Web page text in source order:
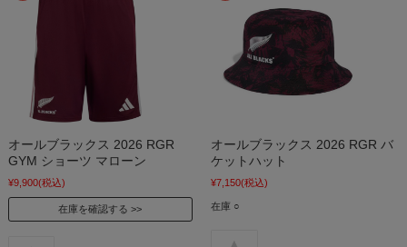
オールブラックス 2026 RGR
GYM ショーツ マローン
¥9,900(税込)
在庫を確認する
オールブラックス 2026 RGR バ
ケットハット
¥7,150(税込)
在庫 ○